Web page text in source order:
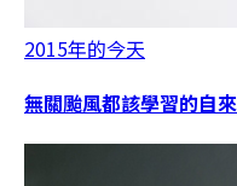
2015年的今天
無關颱風都該學習的自